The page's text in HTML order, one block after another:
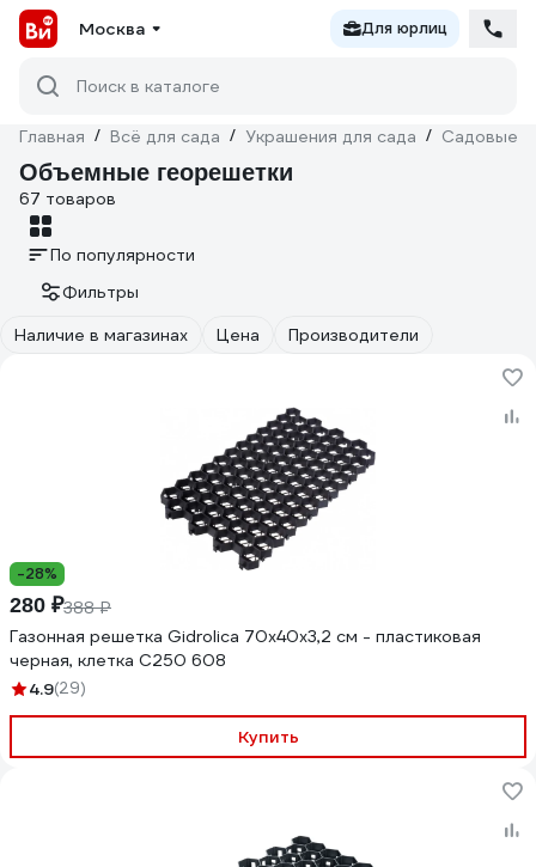
Москва Для юрлиц
Поиск в каталоге
Главная / Всё для сада / Украшения для сада / Садовые
Объемные георешетки
67 товаров
По популярности
Фильтры
Наличие в магазинах
Цена Производители
-28%
280 ₽388 ₽
Газонная решетка Gidrolica 70х40х3,2 см - пластиковая
черная, клетка С250 608
4.9(29)
Купить